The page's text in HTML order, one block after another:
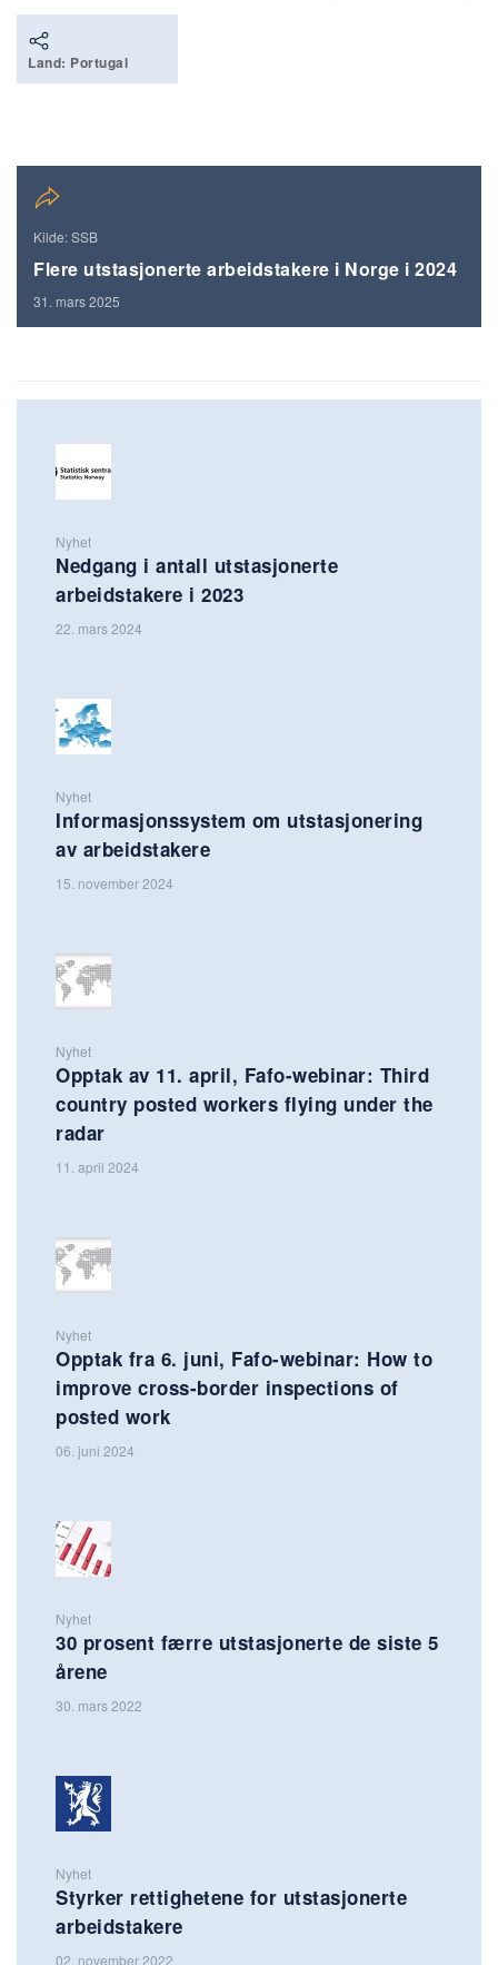
Land: Portugal
Kilde: SSB
Flere utstasjonerte arbeidstakere i Norge i 2024
31. mars 2025
Nyhet
Nedgang i antall utstasjonerte
arbeidstakere i 2023
22. mars 2024
Nyhet
Informasjonssystem om utstasjonering
av arbeidstakere
15. november 2024
Nyhet
Opptak av 11. april, Fafo-webinar: Third
country posted workers flying under the
radar
11. april 2024
Nyhet
Opptak fra 6. juni, Fafo-webinar: How to
improve cross-border inspections of
posted work
06. juni 2024
Nyhet
30 prosent færre utstasjonerte de siste 5
årene
30. mars 2022
Nyhet
Styrker rettighetene for utstasjonerte
arbeidstakere
02. november 2022